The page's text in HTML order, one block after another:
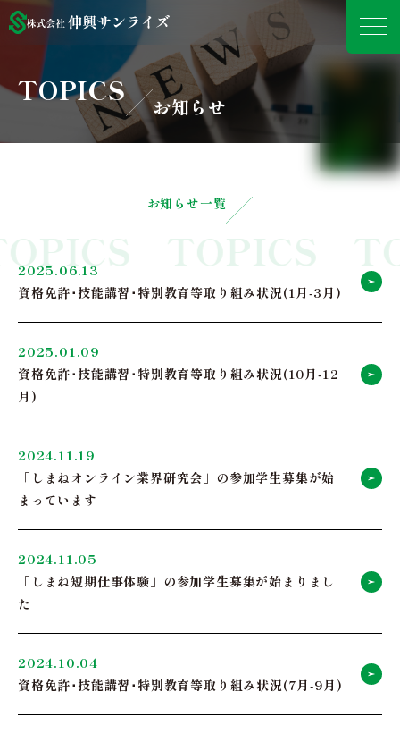
TOPICS お知らせ
TOPICS
お知らせ一覧
2025.06.13
資格免許･技能講習･特別教育等取り組み状況(1月-3月)
2025.01.09
資格免許･技能講習･特別教育等取り組み状況(10月-12
月)
2024.11.19
「しまねオンライン業界研究会」の参加学生募集が始
まっています
2024.11.05
「しまね短期仕事体験」の参加学生募集が始まりまし
た
2024.10.04
資格免許･技能講習･特別教育等取り組み状況(7月-9月)